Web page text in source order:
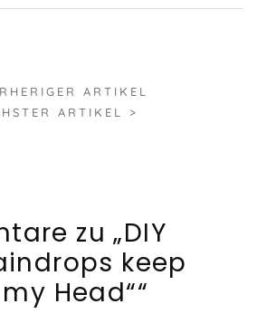
ARTIKEL
ARTIKEL >
zu „DIY
keep
Head““